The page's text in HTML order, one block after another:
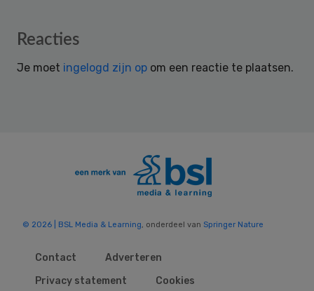
Reader
Reacties
Je moet ingelogd zijn op om een reactie te plaatsen.
© 2026 | BSL Media & Learning , onderdeel van Springer Nature
Contact
Adverteren
Privacy statement
Cookies